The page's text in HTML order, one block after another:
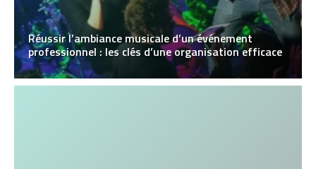
Réussir l’ambiance musicale d’un événement
professionnel : les clés d’une organisation efficace